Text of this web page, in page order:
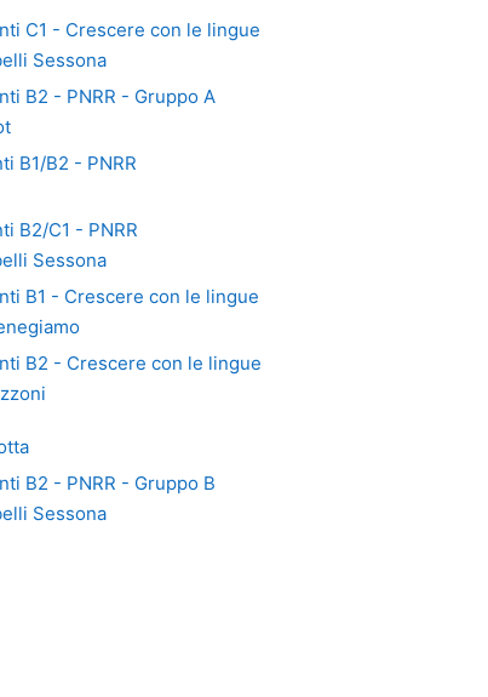
C1 - Crescere con le lingue
Sessona
B2 - PNRR - Gruppo A
B1/B2 - PNRR
B2/C1 - PNRR
Sessona
B1 - Crescere con le lingue
B2 - Crescere con le lingue
B2 - PNRR - Gruppo B
Sessona